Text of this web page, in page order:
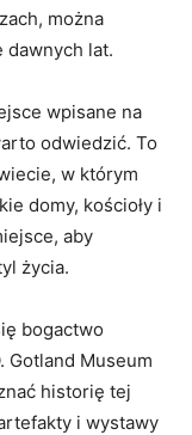
można⁣
​dawnych lat.
wpisane na⁣
odwiedzić. To
⁢w którym
domy, kościoły i
aby
⁤życia.
⁤bogactwo
Gotland ⁤Museum​
historię⁢ tej
i wystawy